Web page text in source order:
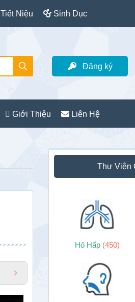
Tiết Niệu Sinh Dục
Đăng ký
Giới Thiệu Liên Hệ
Sidebar
chính
Thư Viện
Hô Hấp (450)